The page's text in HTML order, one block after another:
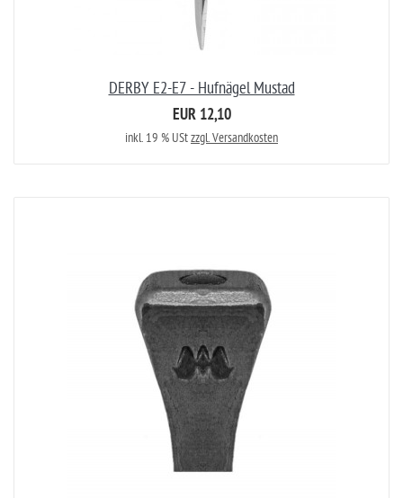
DERBY E2-E7 - Hufnägel Mustad
EUR 12,10
inkl. 19 % UStzzgl. Versandkosten